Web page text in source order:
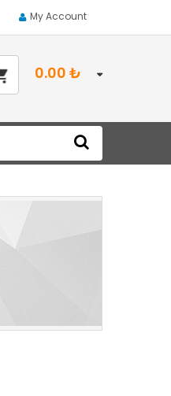
My Account
0.00 ₺